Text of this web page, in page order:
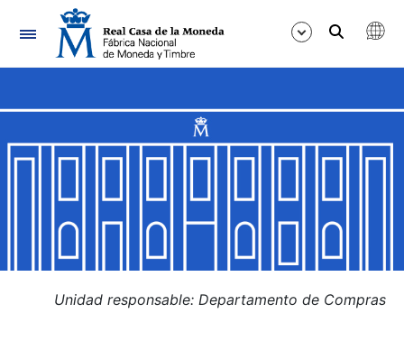
Navegación
Mostrar/Ocultar
Mostrar/Ocultar
Mostrar/Ocultar
Unidad responsable: Departamento de Compras